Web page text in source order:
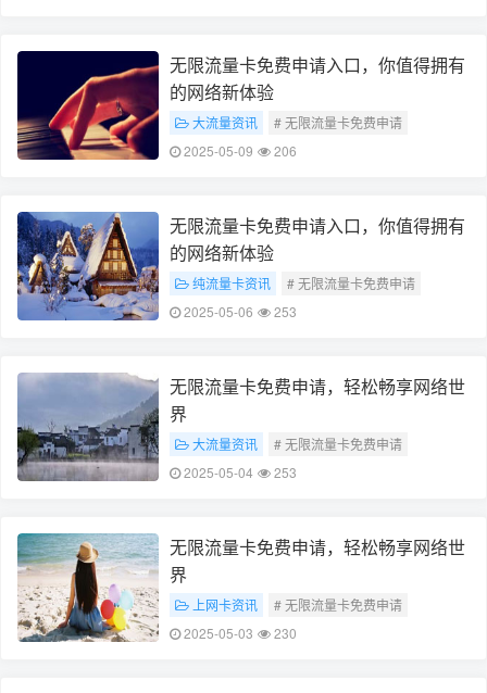
无限流量卡免费申请入口，你值得拥有
的网络新体验
大流量资讯
# 无限流量卡免费申请
# 网络新体验
2025-05-09 206
无限流量卡免费申请入口，你值得拥有
的网络新体验
纯流量卡资讯
# 无限流量卡免费申请
# 网络新体验
2025-05-06 253
无限流量卡免费申请，轻松畅享网络世
界
大流量资讯
# 无限流量卡免费申请
# 畅享网络世界
2025-05-04 253
无限流量卡免费申请，轻松畅享网络世
界
上网卡资讯
# 无限流量卡免费申请
# 畅享网络世界
2025-05-03 230